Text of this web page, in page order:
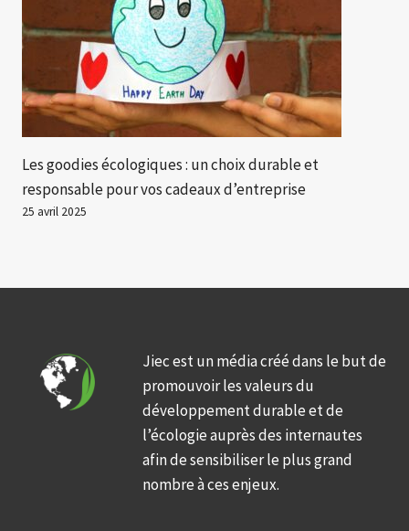
Les goodies écologiques : un choix durable et
responsable pour vos cadeaux d’entreprise
25 avril 2025
Jiec est un média créé dans le but de
promouvoir les valeurs du
développement durable et de
l’écologie auprès des internautes
afin de sensibiliser le plus grand
nombre à ces enjeux.